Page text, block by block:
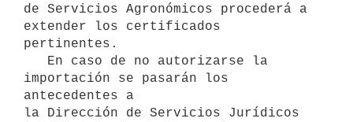
de Servicios Agronómicos procederá a
extender los certificados
pertinentes.
importación se pasarán los
antecedentes a
la Dirección de Servicios Jurídicos